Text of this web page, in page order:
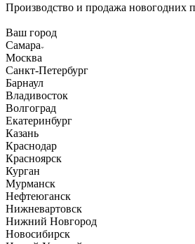
Производство и продажа новогодних
Ваш город
Самара
Москва
Санкт-Петербург
Барнаул
Владивосток
Волгоград
Екатеринбург
Казань
Краснодар
Красноярск
Курган
Мурманск
Нефтеюганск
Нижневартовск
Нижний Новгород
Новосибирск